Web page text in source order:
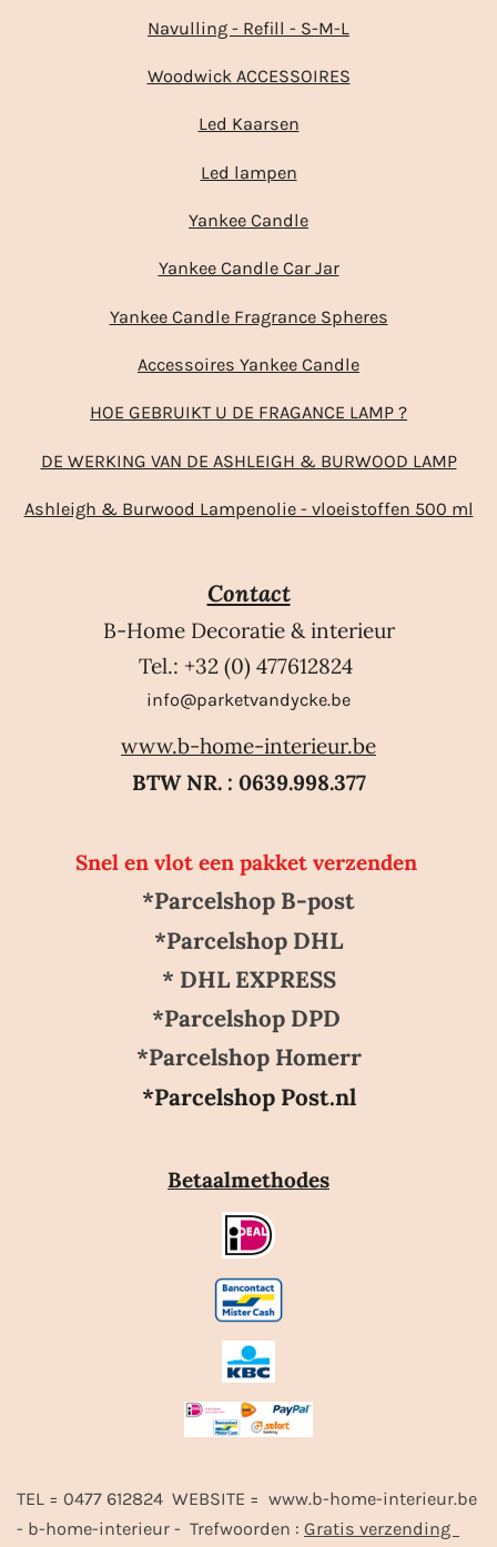
Navulling - Refill - S-M-L
Woodwick ACCESSOIRES
Led Kaarsen
Led lampen
Yankee Candle
Yankee Candle Car Jar
Yankee Candle Fragrance Spheres
Accessoires Yankee Candle
HOE GEBRUIKT U DE FRAGANCE LAMP ?
DE WERKING VAN DE ASHLEIGH & BURWOOD LAMP
Ashleigh & Burwood Lampenolie - vloeistoffen 500 ml
Contact
B-Home Decoratie & interieur
Tel.: +32 (0) 477612824
info@parketvandycke.be
www.b-home-interieur.be
BTW NR. : 0639.998.377
Snel en vlot een pakket verzenden
*Parcelshop B-post
*Parcelshop DHL
* DHL EXPRESS
*Parcelshop DPD
*Parcelshop Homerr
*Parcelshop Post.nl
Betaalmethodes
TEL = 0477 612824 WEBSITE = www.b-home-interieur.be
- b-home-interieur - Trefwoorden : Gratis verzending